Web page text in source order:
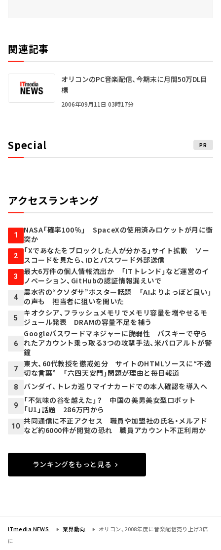
関連記事
オリコンのPC音楽配信、今期末に月間50万DL目
標
2006年09月11日 03時17分
Special PR
アクセスランキング
1
NASA「確率100％」 SpaceXの使用済みロケットが月に衝
突か
2
「Xであなたをブロックした人が分かる」サイト拡散 ソー
スコードを見たら、IDとパスワード外部送信
3
最大6万件の個人情報流出か 「ITトレンド」など運営のイ
ノベーション、GitHubの認証情報漏えいで
4
農水省の“クソダサ”ポスター話題 「AIよりよっぽど良い」
の声も 担当者に狙いを聞いた
5
キオクシア、フラッシュメモリでメモリ容量を増やせるモ
ジュール発表 DRAMの容量不足を補う
6
Googleパスワードマネジャーに脆弱性 パスキーで守ら
れたアカウント乗っ取る3つの攻撃手法、米パロアルトが警
鐘
7
東大、60代教授を懲戒処分 サイトのHTMLソースに“不適
切な言葉” 「六四天安門」問題が理由と毎日報道
8 バンダイ、トレカ巡りマイナカードでの本人確認を導入へ
9
「不気味の谷を越えた」？ 中国の美男美女型ロボット
「U1」話題 286万円から
10
共同通信に不正アクセス 職員や加盟社の氏名・メルアド
など約6000件が閲覧の恐れ 職員アカウント不正利用か
ランキングをもっと見る
ITmedia NEWS 業界動向
オリコン、2008年度に音楽配信売り上げ3倍
に